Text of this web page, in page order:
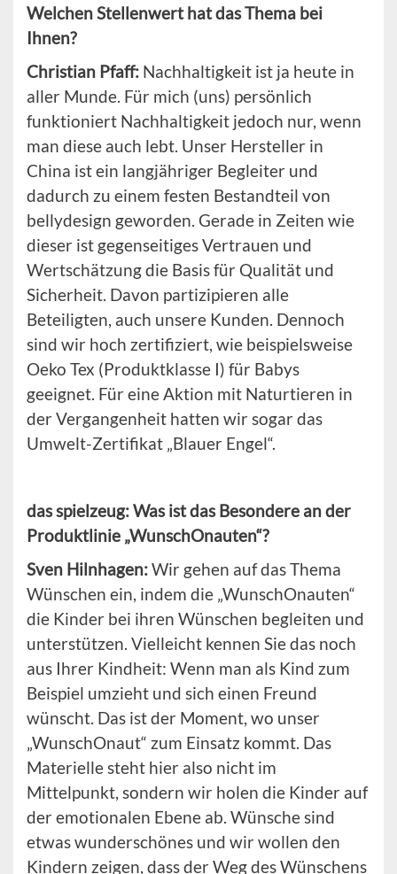
Welchen Stellenwert hat das Thema bei
Ihnen?
Christian Pfaff: Nachhaltigkeit ist ja heute in
aller Munde. Für mich (uns) persönlich
funktioniert Nachhaltigkeit jedoch nur, wenn
man diese auch lebt. Unser Hersteller in
China ist ein langjähriger Begleiter und
dadurch zu einem festen Bestandteil von
bellydesign geworden. Gerade in Zeiten wie
dieser ist gegenseitiges Vertrauen und
Wertschätzung die Basis für Qualität und
Sicherheit. Davon partizipieren alle
Beteiligten, auch unsere Kunden. Dennoch
sind wir hoch zertifiziert, wie beispielsweise
Oeko Tex (Produktklasse I) für Babys
geeignet. Für eine Aktion mit Naturtieren in
der Vergangenheit hatten wir sogar das
Umwelt-Zertifikat „Blauer Engel“.
das spielzeug: Was ist das Besondere an der
Produktlinie „WunschOnauten“?
Sven Hilnhagen:Wir gehen auf das Thema
Wünschen ein, indem die „WunschOnauten“
die Kinder bei ihren Wünschen begleiten und
unterstützen. Vielleicht kennen Sie das noch
aus Ihrer Kindheit: Wenn man als Kind zum
Beispiel umzieht und sich einen Freund
wünscht. Das ist der Moment, wo unser
„WunschOnaut“ zum Einsatz kommt. Das
Materielle steht hier also nicht im
Mittelpunkt, sondern wir holen die Kinder auf
der emotionalen Ebene ab. Wünsche sind
etwas wunderschönes und wir wollen den
Kindern zeigen, dass der Weg des Wünschens